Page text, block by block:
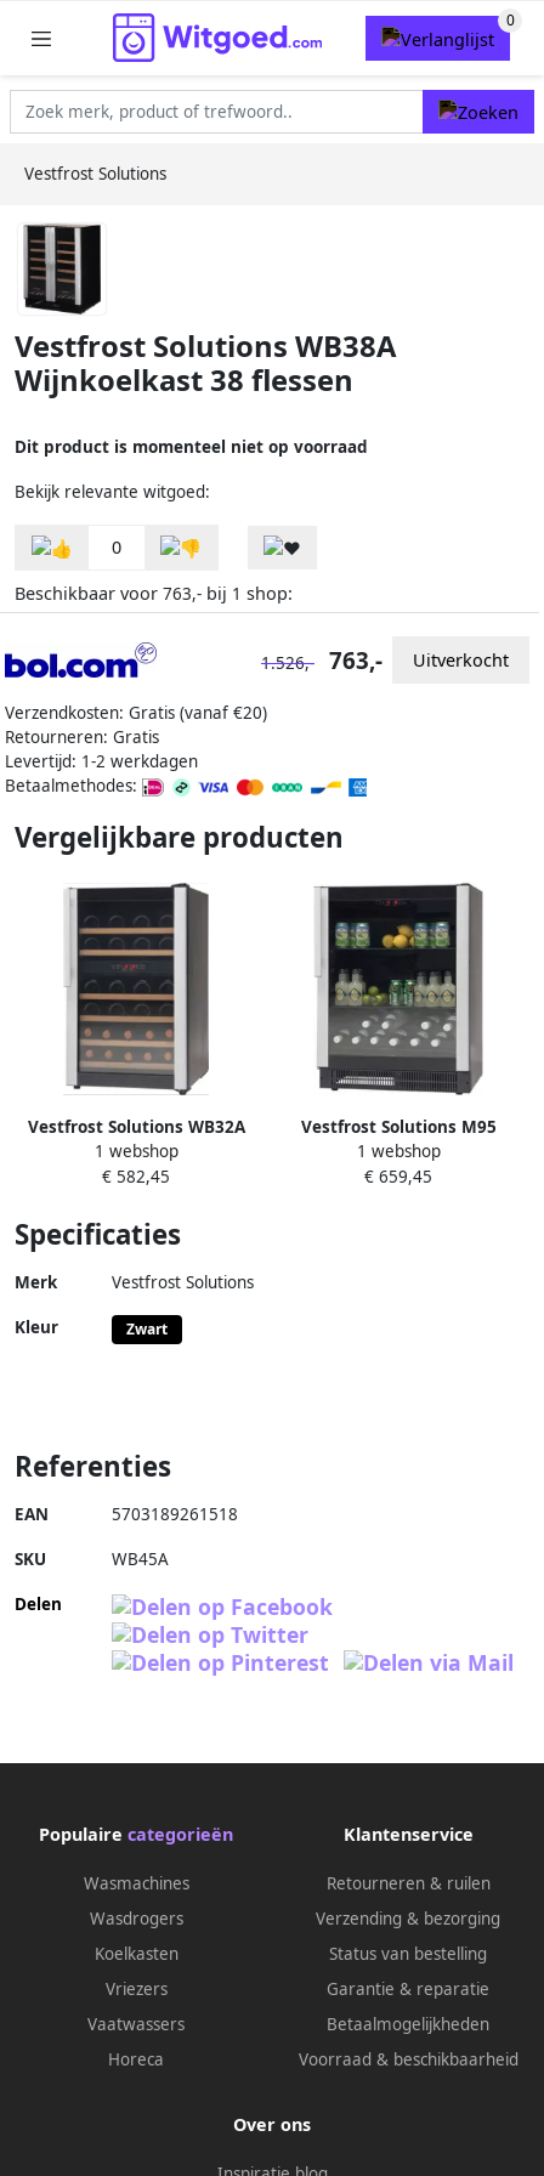
Vestfrost Solutions
Vestfrost Solutions WB38A
Wijnkoelkast 38 flessen
Dit product is momenteel niet op voorraad
Bekijk relevante witgoed:
0
Beschikbaar voor 763,- bij 1 shop:
Verzendkosten: Gratis (vanaf €20)
Retourneren: Gratis
Levertijd: 1-2 werkdagen
Betaalmethodes:
1.526,- 763,- Uitverkocht
Vergelijkbare producten
Vestfrost Solutions WB32A
Wijnkoelkast 32 flessen
1 webshop
€ 582,45
Vestfrost Solutions M95
Displaykoeler 137 Liter (140
blikjes 330 ML) 3 tot 18 °C
1 webshop
€ 659,45
Specificaties
Merk Vestfrost Solutions
Kleur Zwart
Referenties
EAN 5703189261518
SKU WB45A
Delen
Populaire categorieën
Wasmachines
Wasdrogers
Koelkasten
Vriezers
Vaatwassers
Horeca
Klantenservice
Retourneren & ruilen
Verzending & bezorging
Status van bestelling
Garantie & reparatie
Betaalmogelijkheden
Voorraad & beschikbaarheid
Over ons